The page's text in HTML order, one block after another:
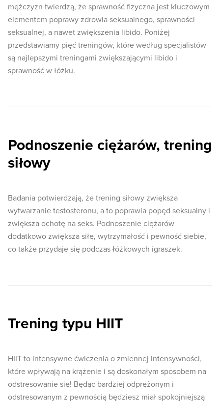
mężczyzn twierdzą, że sprawność fizyczna jest kluczowym
elementem poprawy zdrowia seksualnego, sprawności
seksualnej, a nawet zwiększenia libido. Poniżej
przedstawiamy pięć treningów, które według specjalistów
są najlepszymi treningami zwiększającymi libido i
sprawność w łóżku.
Podnoszenie ciężarów, trening
siłowy
Badania potwierdzają, że trening siłowy zwiększa
wytwarzanie testosteronu, a to poprawia popęd seksualny i
zwiększa ochotę na seks. Podnoszenie ciężarów
dodatkowo zwiększa siłę, wytrzymałość i pewność siebie,
co także przydaje się podczas łóżkowych igraszek.
Trening typu HIIT
HIIT to intensywne ćwiczenia o zmiennej intensywności,
które wpływają na krążenie i są doskonałym sposobem na
odstresowanie się! Będąc bardziej odprężonym i
odstresowanym z pewnością będziesz miał spokojniejszą